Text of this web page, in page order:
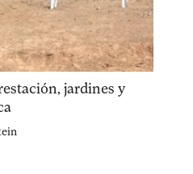
jardines y
en torno al movimiento
con Endémico.